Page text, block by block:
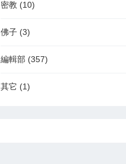
密教 (10)
佛子 (3)
編輯部 (357)
其它 (1)